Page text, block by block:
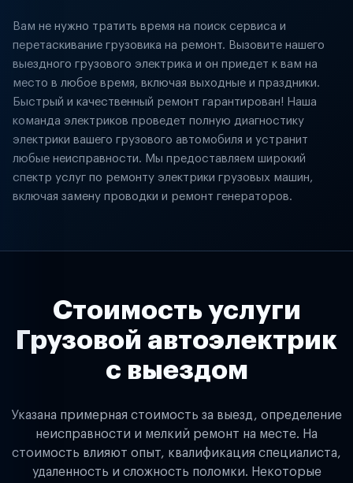
Вам не нужно тратить время на поиск сервиса и
перетаскивание грузовика на ремонт. Вызовите нашего
выездного грузового электрика и он приедет к вам на
место в любое время, включая выходные и праздники.
Быстрый и качественный ремонт гарантирован! Наша
команда электриков проведет полную диагностику
электрики вашего грузового автомобиля и устранит
любые неисправности. Мы предоставляем широкий
спектр услуг по ремонту электрики грузовых машин,
включая замену проводки и ремонт генераторов.
Стоимость услуги
Грузовой автоэлектрик
с выездом
Указана примерная стоимость за выезд, определение
неисправности и мелкий ремонт на месте. На
стоимость влияют опыт, квалификация специалиста,
удаленность и сложность поломки. Некоторые